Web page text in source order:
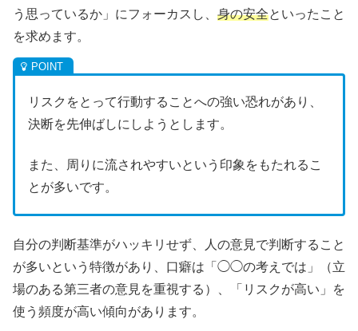
う思っているか」にフォーカスし、 身の安全といったこと
を求めます。
リスクをとって行動することへの強い恐れがあり、
決断を先伸ばしにしようとします。
また、周りに流されやすいという印象をもたれるこ
とが多いです。
自分の判断基準がハッキリせず、人の意見で判断すること
が多いという特徴があり、口癖は「◯◯の考えでは」（立
場のある第三者の意見を重視する）、「リスクが高い」を
使う頻度が高い傾向があります。